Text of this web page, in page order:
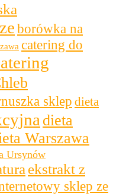
borówka na
catering do
sklep dieta
dieta
Warszawa
Ursynów
ekstrakt z
sklep ze